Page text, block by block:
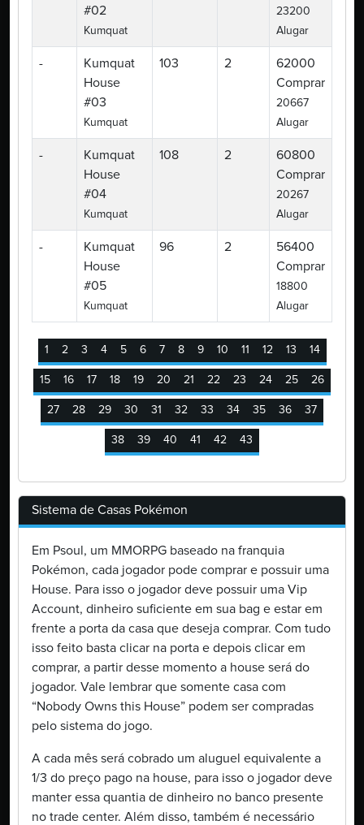
#02
Kumquat
23200
Alugar
-
Kumquat
House
#03
Kumquat
103 2
62000
Comprar
20667
Alugar
-
Kumquat
House
#04
Kumquat
108 2
60800
Comprar
20267
Alugar
-
Kumquat
House
#05
Kumquat
96 2
56400
Comprar
18800
Alugar
1 2 3 4 5 6 7 8 9 10 11 12 13 14
15 16 17 18 19 20 21 22 23 24 25 26
27 28 29 30 31 32 33 34 35 36 37
38 39 40 41 42 43
Sistema de Casas Pokémon
Em Psoul, um MMORPG baseado na franquia
Pokémon, cada jogador pode comprar e possuir uma
House. Para isso o jogador deve possuir uma Vip
Account, dinheiro suficiente em sua bag e estar em
frente a porta da casa que deseja comprar. Com tudo
isso feito basta clicar na porta e depois clicar em
comprar, a partir desse momento a house será do
jogador. Vale lembrar que somente casa com
“Nobody Owns this House” podem ser compradas
pelo sistema do jogo.
A cada mês será cobrado um aluguel equivalente a
1/3 do preço pago na house, para isso o jogador deve
manter essa quantia de dinheiro no banco presente
no trade center. Além disso, também é necessário